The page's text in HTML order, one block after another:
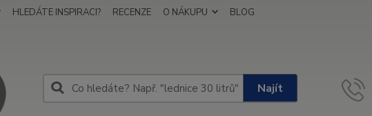
HLEDÁTE INSPIRACI? RECENZE O NÁKUPU BLOG
Najít